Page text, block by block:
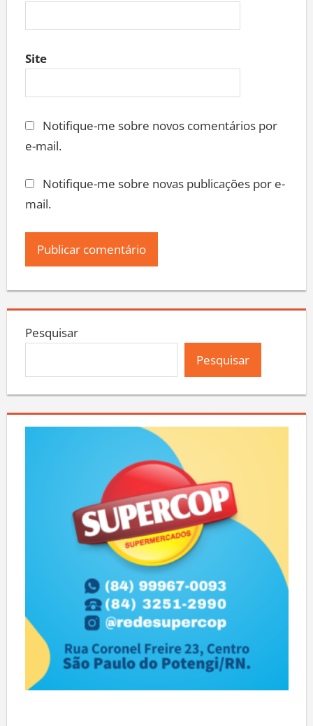
Site
Notifique-me sobre novos comentários por
e-mail.
Notifique-me sobre novas publicações por e-
mail.
Pesquisar
Pesquisar